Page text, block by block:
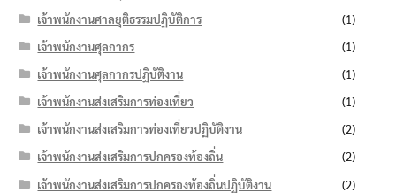
เจ้าพนักงานศาลยุติธรรมปฏิบัติการ
(1)
เจ้าพนักงานศุลกากร
(1)
เจ้าพนักงานศุลกากรปฏิบัติงาน
(1)
เจ้าพนักงานส่งเสริมการท่องเที่ยว
(1)
เจ้าพนักงานส่งเสริมการท่องเที่ยวปฏิบัติงาน
(2)
เจ้าพนักงานส่งเสริมการปกครองท้องถิ่น
(2)
เจ้าพนักงานส่งเสริมการปกครองท้องถิ่นปฏิบัติงาน
(2)